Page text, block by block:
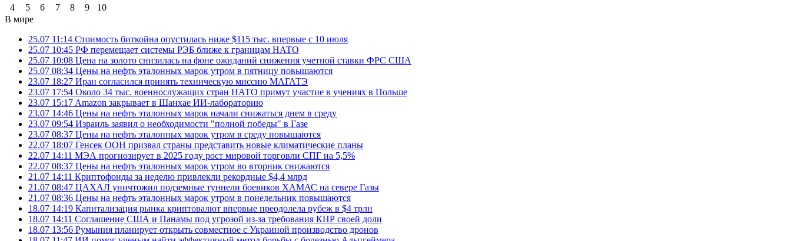
4
5 6 7 8 9
10
В мире
25.07 11:14 Стоимость биткойна опустилась ниже $115 тыс. впервые с 10 июля
25.07 10:45 РФ перемещает системы РЭБ ближе к границам НАТО
25.07 10:08 Цена на золото снизилась на фоне ожиданий снижения учетной ставки ФРС США
25.07 08:34 Цены на нефть эталонных марок утром в пятницу повышаются
23.07 18:27 Иран согласился принять техническую миссию МАГАТЭ
23.07 17:54 Около 34 тыс. военнослужащих стран НАТО примут участие в учениях в Польше
23.07 15:17 Amazon закрывает в Шанхае ИИ-лабораторию
23.07 14:46 Цены на нефть эталонных марок начали снижаться днем в среду
23.07 09:54 Израиль заявил о необходимости "полной победы" в Газе
23.07 08:37 Цены на нефть эталонных марок утром в среду повышаются
22.07 18:07 Генсек ООН призвал страны представить новые климатические планы
22.07 14:11 МЭА прогнозирует в 2025 году рост мировой торговли СПГ на 5,5%
22.07 08:37 Цены на нефть эталонных марок утром во вторник снижаются
21.07 14:11 Криптофонды за неделю привлекли рекордные $4,4 млрд
21.07 08:47 ЦАХАЛ уничтожил подземные туннели боевиков ХАМАС на севере Газы
21.07 08:36 Цены на нефть эталонных марок утром в понедельник повышаются
18.07 14:19 Капитализация рынка криптовалют впервые преодолела рубеж в $4 трлн
18.07 14:11 Соглашение США и Панамы под угрозой из-за требования КНР своей доли
18.07 13:56 Румыния планирует открыть совместное с Украиной производство дронов